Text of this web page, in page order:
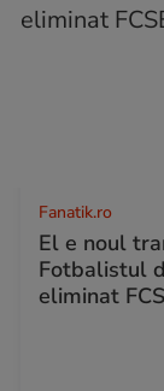
Fanatik.ro
El e noul
Fotbalistul
eliminat